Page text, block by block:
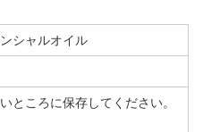
シャルオイル
ところに保存してください。